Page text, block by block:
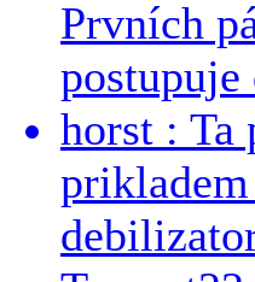
Prvních
horst : Ta